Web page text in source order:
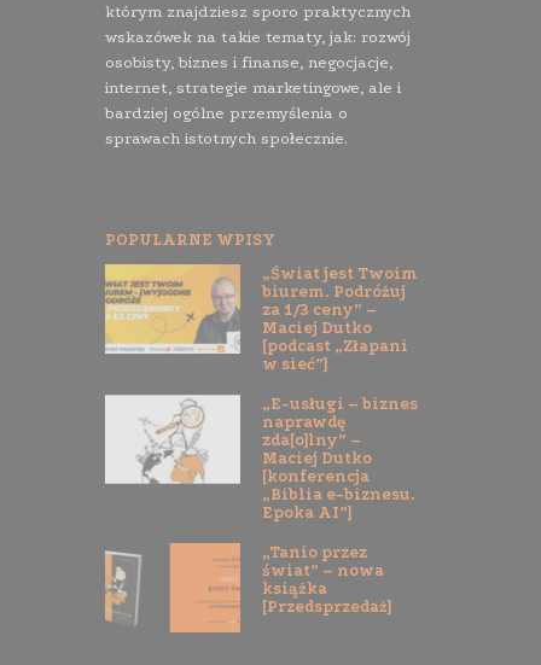
którym znajdziesz sporo praktycznych
wskazówek na takie tematy, jak: rozwój
osobisty, biznes i finanse, negocjacje,
internet, strategie marketingowe, ale i
bardziej ogólne przemyślenia o
sprawach istotnych społecznie.
POPULARNE WPISY
„Świat jest Twoim
biurem. Podróżuj
za 1/3 ceny” –
Maciej Dutko
[podcast „Złapani
w sieć”]
„E-usługi – biznes
naprawdę
zda[o]lny” –
Maciej Dutko
[konferencja
„Biblia e-biznesu.
Epoka AI”]
„Tanio przez
świat” – nowa
książka
[Przedsprzedaż]